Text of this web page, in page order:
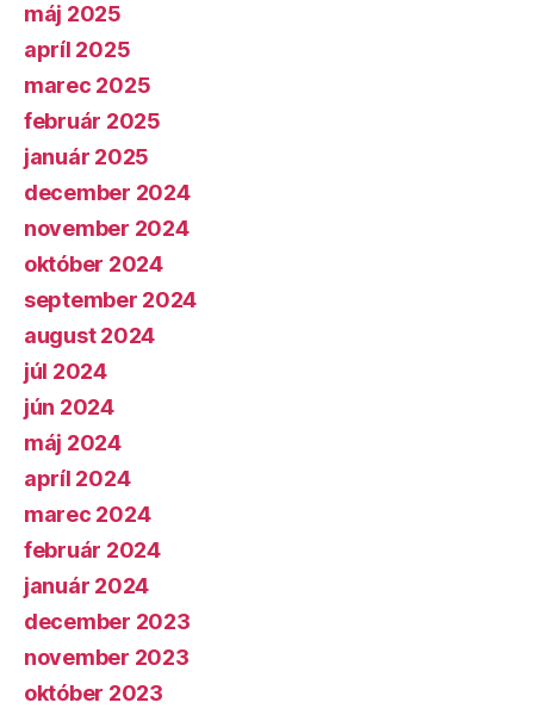
máj 2025
apríl 2025
marec 2025
február 2025
január 2025
december 2024
november 2024
október 2024
september 2024
august 2024
júl 2024
jún 2024
máj 2024
apríl 2024
marec 2024
február 2024
január 2024
december 2023
november 2023
október 2023